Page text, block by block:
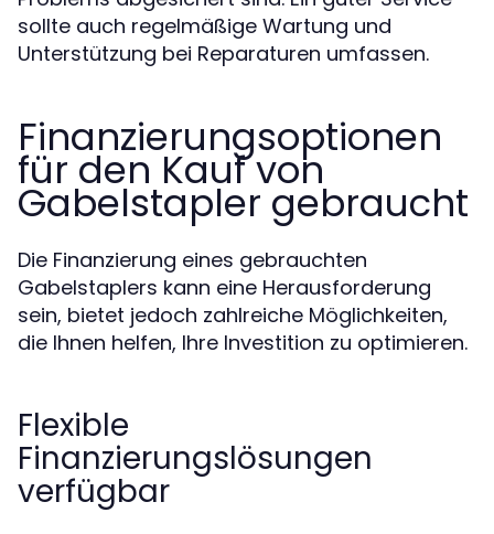
sollte auch regelmäßige Wartung und
Unterstützung bei Reparaturen umfassen.
Finanzierungsoptionen
für den Kauf von
Gabelstapler gebraucht
Die Finanzierung eines gebrauchten
Gabelstaplers kann eine Herausforderung
sein, bietet jedoch zahlreiche Möglichkeiten,
die Ihnen helfen, Ihre Investition zu optimieren.
Flexible
Finanzierungslösungen
verfügbar